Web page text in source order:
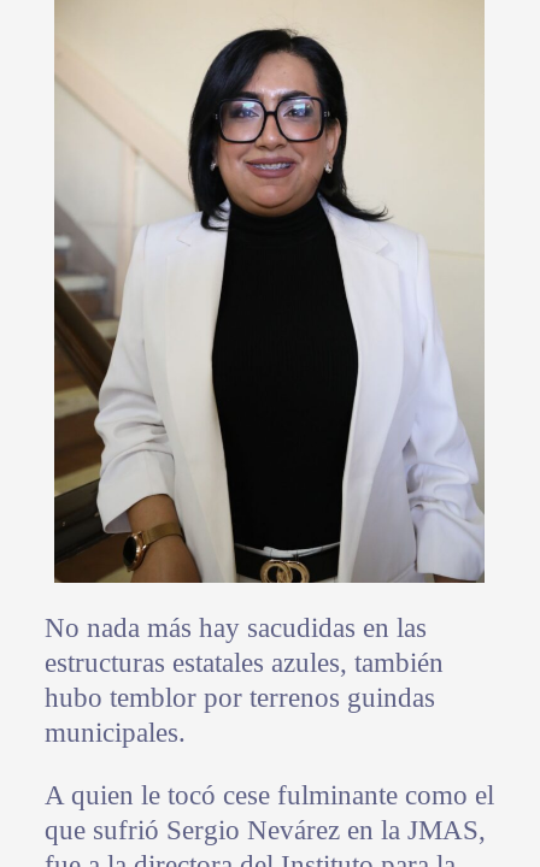
No nada más hay sacudidas en las
estructuras estatales azules, también
hubo temblor por terrenos guindas
municipales.
A quien le tocó cese fulminante como el
que sufrió Sergio Nevárez en la JMAS,